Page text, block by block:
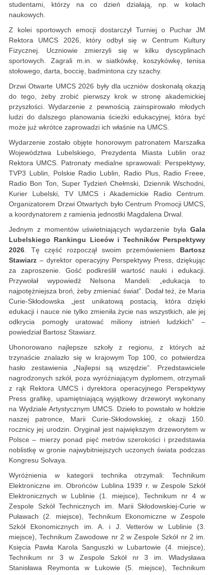
studentami, którzy na co dzień działają, np. w kołach
naukowych.
Z kolei sportowych emocji dostarczył Turniej o Puchar JM
Rektora UMCS 2026, który odbył się w Centrum Kultury
Fizycznej. Uczniowie zmierzyli się w kilku dyscyplinach
sportowych. Zagrali m.in. w siatkówkę, koszykówkę, tenisa
stołowego, darta, boccię, badmintona czy szachy.
Drzwi Otwarte UMCS 2026 były dla uczniów doskonałą okazją
do tego, żeby zrobić pierwszy krok w stronę akademickiej
przyszłości. Wydarzenie z pewnością zainspirowało młodych
ludzi do dalszego planowania ścieżki edukacyjnej, która być
może już wkrótce zaprowadzi ich właśnie na UMCS.
Wydarzenie zostało objęte honorowym patronatem Marszałka
Województwa Lubelskiego, Prezydenta Miasta Lublin oraz
Rektora UMCS. Patronaty medialne sprawowali: Perspektywy,
TVP3 Lublin, Polskie Radio Lublin, Radio Plus, Radio Freee,
Radio Bon Ton, Super Tydzień Chełmski, Dziennik Wschodni,
Kurier Lubelski, TV UMCS i Akademickie Radio Centrum.
Organizatorem Drzwi Otwartych było Centrum Promocji UMCS,
a koordynatorem z ramienia jednostki Magdalena Drwal.
Jednym z momentów uświetniających wydarzenie była Gala
Lubelskiego Rankingu Liceów i Techników Perspektywy
2026. Tę część rozpoczął swoim przemówieniem Bartosz
Stawiarz – dyrektor operacyjny Perspektywy Press, dziękując
za zaproszenie. Gość podkreślił wartość nauki i edukacji.
Przywołał wypowiedź Nelsona Mandeli: „edukacja to
najpotężniejsza broń, żeby zmieniać świat”. Dodał też, że Maria
Curie-Skłodowska „jest unikatową postacią, która dzięki
edukacji i nauce nie tylko zmieniła życie nas wszystkich, ale jej
odkrycia pomogły uratować miliony istnień ludzkich” –
powiedział Bartosz Stawiarz.
Uhonorowano najlepsze szkoły z regionu, z których aż
trzynaście znalazło się w krajowym Top 100, co potwierdza
hasło zestawienia „Najlepsi są wszędzie”. Przedstawiciele
nagrodzonych szkół, poza wyróżniającym dyplomem, otrzymali
z rąk Rektora UMCS i dyrektora operacyjnego Perspektywy
Press grafikę, upamiętniającą wyjątkowy drzeworyt wykonany
na Wydziale Artystycznym UMCS. Dzieło to powstało w hołdzie
naszej patronce, Marii Curie-Skłodowskiej, z okazji 150.
rocznicy jej urodzin. Oryginał jest największym drzeworytem w
Polsce – mierzy ponad pięć metrów szerokości i przedstawia
noblistkę w gronie najwybitniejszych uczonych świata podczas
Kongresu Solvaya.
Wyróżnienia w kategorii technika otrzymali: Technikum
Elektroniczne im. Obrońców Lublina 1939 r. w Zespole Szkół
Elektronicznych w Lublinie (1. miejsce), Technikum nr 4 w
Zespole Szkół Technicznych im. Marii Skłodowskiej-Curie w
Puławach (2. miejsce), Technikum Ekonomiczne w Zespole
Szkół Ekonomicznych im. A. i J. Vetterów w Lublinie (3.
miejsce), Technikum Zawodowe nr 2 w Zespole Szkół nr 2 im.
Księcia Pawła Karola Sanguszki w Lubartowie (4. miejsce),
Technikum nr 3 w Zespole Szkół nr 3 im. Władysława
Stanisława Reymonta w Łukowie (5. miejsce), Technikum